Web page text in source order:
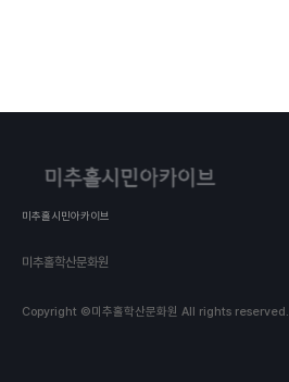
미추홀시민아카이브
미추홀학산문화원
Copyright ©미추홀학산문화원 All rights reserved.